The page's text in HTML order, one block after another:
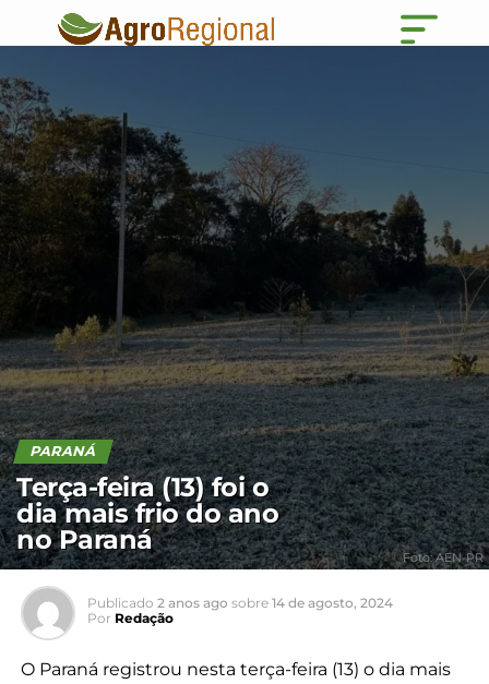
PARANÁ
Terça-feira (13) foi o
dia mais frio do ano
no Paraná
Foto: AEN-PR
Publicado 2 anos ago sobre 14 de agosto, 2024
Por Redação
O Paraná registrou nesta terça-feira (13) o dia mais